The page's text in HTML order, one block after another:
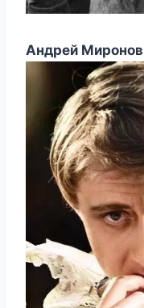
Андрей Миронов